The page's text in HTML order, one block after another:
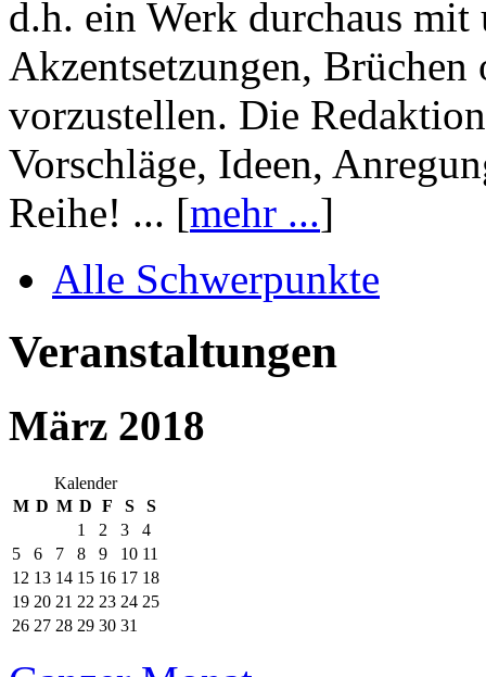
d.h. ein Werk durchaus mit
Akzentsetzungen, Brüchen
vorzustellen. Die
Vorschläge, Ideen,
Reihe! ... [mehr ...]
Alle Schwerpunkte
Veranstaltungen
März 2018
Kalender
M D M D F S
S
1
2 3
4
5
6 7 8 9 10 11
12 13 14 15 16 17 18
19 20 21 22 23 24 25
26 27 28 29 30 31